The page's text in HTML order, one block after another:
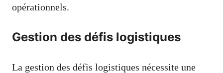
opérationnels.
Gestion des défis logistiques
La gestion des défis logistiques nécessite une